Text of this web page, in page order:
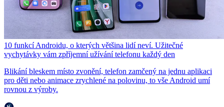
10 funkcí Androidu, o kterých většina lidí neví. Užitečné
vychytávky vám zpříjemní užívání telefonu každý den
Blikání bleskem místo zvonění, telefon zamčený na jednu aplikaci
pro děti nebo animace zrychlené na polovinu, to vše Android umí
rovnou z výroby.